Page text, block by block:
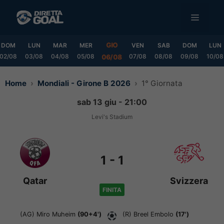
MENU
DOM
02/08
LUN
03/08
MAR
04/08
MER
05/08
GIO
06/08
VEN
07/08
SAB
08/08
DOM
09/08
LUN
10/08
Home Mondiali - Girone B 2026 1° Giornata
sab 13 giu - 21:00
Levi's Stadium
Qatar
1 - 1
FINITA
Svizzera
(AG) Miro Muheim (90+4') (R) Breel Embolo (17')